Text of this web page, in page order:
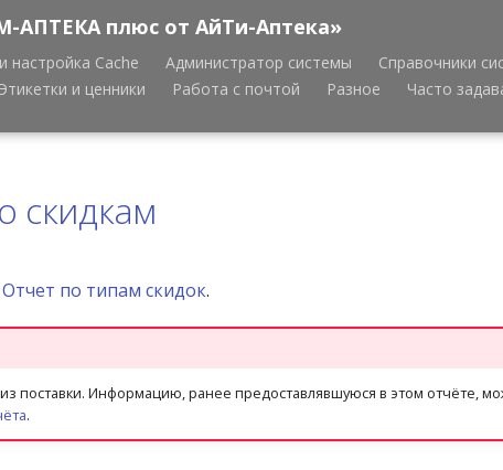
АПТЕКА плюс от АйТи-Аптека»
настройка Cache Администратор системы Справочники
Этикетки и ценники Работа с почтой Разное Часто
скидкам
Отчет по типам скидок.
поставки. Информацию, ранее предоставлявшуюся в этом отчёте,
.